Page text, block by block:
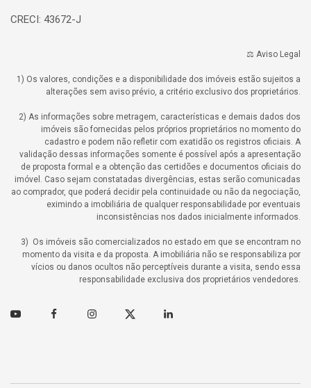
CRECI: 43672-J
⚖️ Aviso Legal
1) Os valores, condições e a disponibilidade dos imóveis estão sujeitos a
alterações sem aviso prévio, a critério exclusivo dos proprietários.
2) As informações sobre metragem, características e demais dados dos
imóveis são fornecidas pelos próprios proprietários no momento do
cadastro e podem não refletir com exatidão os registros oficiais. A
validação dessas informações somente é possível após a apresentação
de proposta formal e a obtenção das certidões e documentos oficiais do
imóvel. Caso sejam constatadas divergências, estas serão comunicadas
ao comprador, que poderá decidir pela continuidade ou não da negociação,
eximindo a imobiliária de qualquer responsabilidade por eventuais
inconsistências nos dados inicialmente informados.
3) Os imóveis são comercializados no estado em que se encontram no
momento da visita e da proposta. A imobiliária não se responsabiliza por
vícios ou danos ocultos não perceptíveis durante a visita, sendo essa
responsabilidade exclusiva dos proprietários vendedores.
Youtube FacebookInstagramTwitter Linkedin